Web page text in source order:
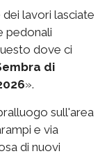
lavori lasciate
pedonali
dove ci
di
».
sull'area
e via
di nuovi